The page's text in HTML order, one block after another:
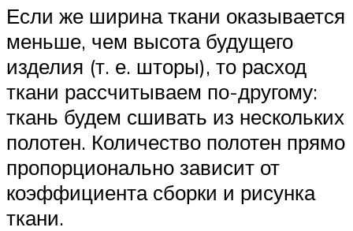
Если же ширина ткани оказывается
меньше, чем высота будущего
изделия (т. е. шторы), то расход
ткани рассчитываем по-другому:
ткань будем сшивать из нескольких
полотен. Количество полотен прямо
пропорционально зависит от
коэффициента сборки и рисунка
ткани.